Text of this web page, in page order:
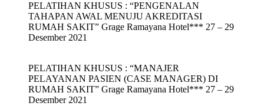
PELATIHAN KHUSUS : “PENGENALAN
TAHAPAN AWAL MENUJU AKREDITASI
RUMAH SAKIT” Grage Ramayana Hotel*** 27 – 29
Desember 2021
PELATIHAN KHUSUS : “MANAJER
PELAYANAN PASIEN (CASE MANAGER) DI
RUMAH SAKIT” Grage Ramayana Hotel*** 27 – 29
Desember 2021